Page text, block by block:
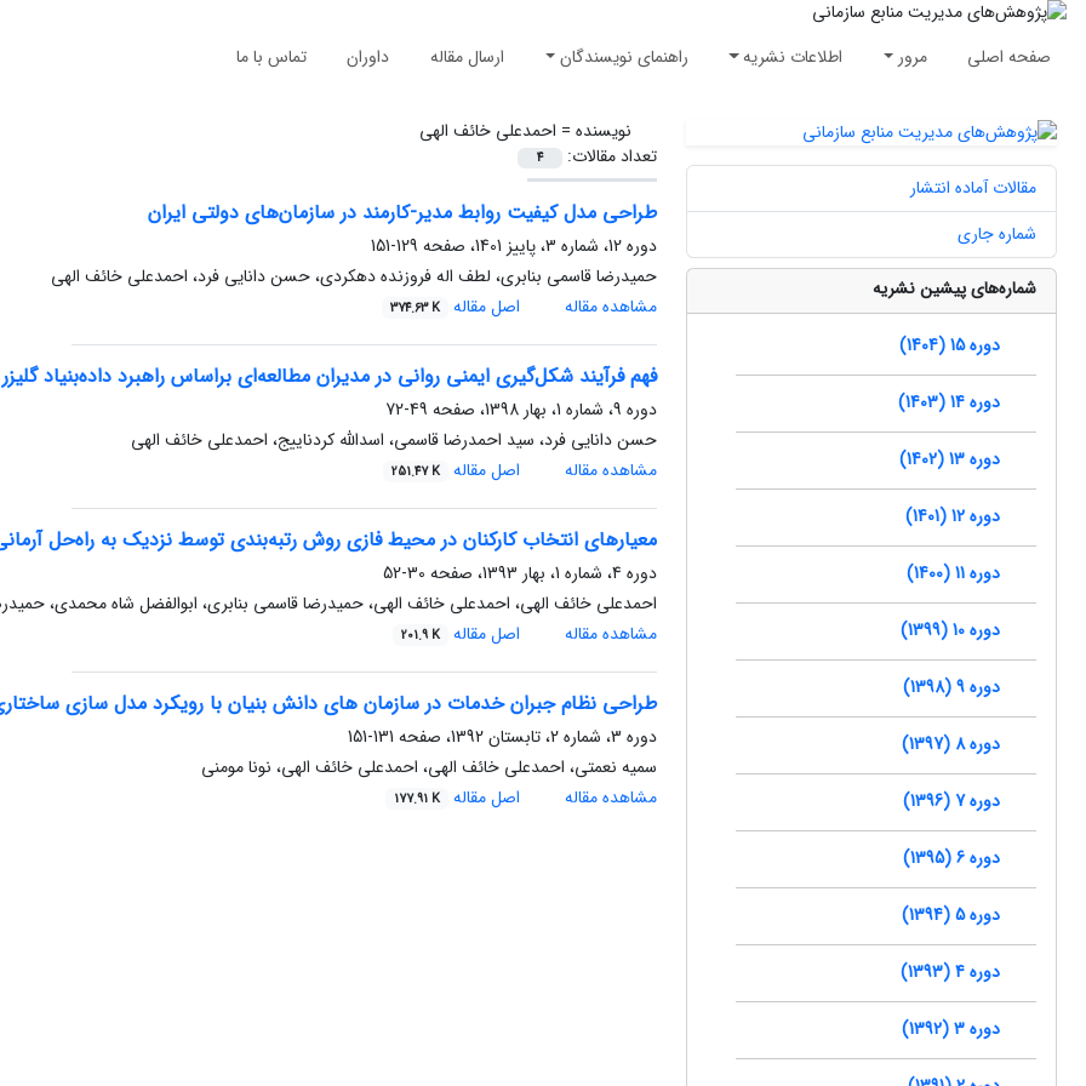
صفحه اصلی مرور اطلاعات نشریه راهنمای نویسندگان ارسال مقاله داوران تماس با ما
نویسنده = احمدعلی خائف الهی
تعداد مقالات:
4
طراحی مدل کیفیت روابط مدیر-کارمند در سازمان‌های دولتی ایران
دوره 12، شماره 3، پاییز 1401، صفحه
129-151
حمیدرضا قاسمی بنابری، لطف اله فروزنده دهکردی، حسن دانایی فرد، احمدعلی خائف الهی
مشاهده مقاله
اصل مقاله 374.63 K
فهم فرآیند شکل‌گیری ایمنی روانی در مدیران مطالعه‌ای بر‌اساس راهبرد داده‌بنیاد
دوره 9، شماره 1، بهار 1398، صفحه
49-72
حسن دانایی فرد، سید احمدرضا قاسمی، اسدالله کردناییج، احمدعلی خائف الهی
مشاهده مقاله
اصل مقاله 251.47 K
معیارهای انتخاب کارکنان در محیط فازی روش رتبه‌بندی توسط نزدیک به راه‌حل
دوره 4، شماره 1، بهار 1393، صفحه
30-52
احمدعلی خائف الهی، احمدعلی خائف الهی، حمیدرضا قاسمی بنابری، ابوالفضل شاه محمدی،
مشاهده مقاله
اصل مقاله 201.9 K
طراحی نظام جبران خدمات در سازمان های دانش بنیان با رویکرد مدل سازی
دوره 3، شماره 2، تابستان 1392، صفحه
131-151
سمیه نعمتی، احمدعلی خائف الهی، احمدعلی خائف الهی، نونا مومنی
مشاهده مقاله
اصل مقاله 177.91 K
مقالات آماده انتشار
شماره جاری
شماره‌های پیشین نشریه
دوره 15 (1404)
دوره 14 (1403)
دوره 13 (1402)
دوره 12 (1401)
دوره 11 (1400)
دوره 10 (1399)
دوره 9 (1398)
دوره 8 (1397)
دوره 7 (1396)
دوره 6 (1395)
دوره 5 (1394)
دوره 4 (1393)
دوره 3 (1392)